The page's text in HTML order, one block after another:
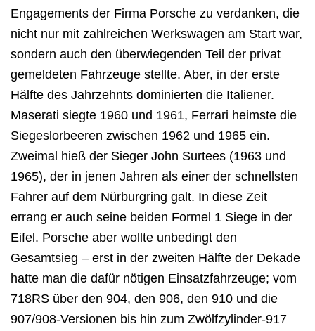
Engagements der Firma Porsche zu verdanken, die
nicht nur mit zahlreichen Werkswagen am Start war,
sondern auch den überwiegenden Teil der privat
gemeldeten Fahrzeuge stellte. Aber, in der erste
Hälfte des Jahrzehnts dominierten die Italiener.
Maserati siegte 1960 und 1961, Ferrari heimste die
Siegeslorbeeren zwischen 1962 und 1965 ein.
Zweimal hieß der Sieger John Surtees (1963 und
1965), der in jenen Jahren als einer der schnellsten
Fahrer auf dem Nürburgring galt. In diese Zeit
errang er auch seine beiden Formel 1 Siege in der
Eifel. Porsche aber wollte unbedingt den
Gesamtsieg – erst in der zweiten Hälfte der Dekade
hatte man die dafür nötigen Einsatzfahrzeuge; vom
718RS über den 904, den 906, den 910 und die
907/908-Versionen bis hin zum Zwölfzylinder-917